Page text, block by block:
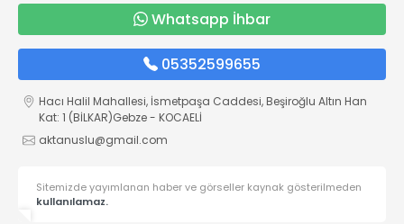
Whatsapp İhbar
05352599655
Hacı Halil Mahallesi, İsmetpaşa Caddesi, Beşiroğlu Altın Han
Kat: 1 (BİLKAR)Gebze - KOCAELİ
aktanuslu@gmail.com
Sitemizde yayımlanan haber ve görseller kaynak gösterilmeden
kullanılamaz.